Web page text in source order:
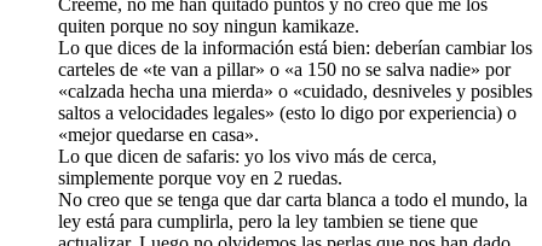
quiten porque no soy ningun kamikaze.
Lo que dices de la información está bien: deberían cambiar los
carteles de «te van a pillar» o «a 150 no se salva nadie» por
«calzada hecha una mierda» o «cuidado, desniveles y posibles
saltos a velocidades legales» (esto lo digo por experiencia) o
«mejor quedarse en casa».
Lo que dicen de safaris: yo los vivo más de cerca,
simplemente porque voy en 2 ruedas.
No creo que se tenga que dar carta blanca a todo el mundo, la
ley está para cumplirla, pero la ley tambien se tiene que